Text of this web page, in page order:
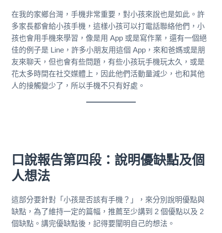
在我的家鄉台灣，手機非常重要，對小孩來說也是如此。許
多家長都會給小孩手機，這樣小孩可以打電話聯絡他們，小
孩也會用手機來學習，像是用 App 或是寫作業，還有一個絕
佳的例子是 Line，許多小朋友用這個 App，來和爸媽或是朋
友來聊天，但也會有些問題，有些小孩玩手機玩太久，或是
花太多時間在社交媒體上，因此他們活動量減少，也和其他
人的接觸變少了，所以手機不只有好處。
口說報告第四段：說明優缺點及個
人想法
這部分要針對「小孩是否該有手機？」，來分別說明優點與
缺點，為了維持一定的篇幅，推薦至少講到 2 個優點以及 2
個缺點。講完優缺點後，記得要闡明自己的想法。